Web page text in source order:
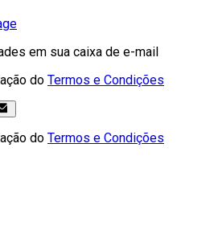
em sua caixa de e-mail
do Termos e Condições
do Termos e Condições